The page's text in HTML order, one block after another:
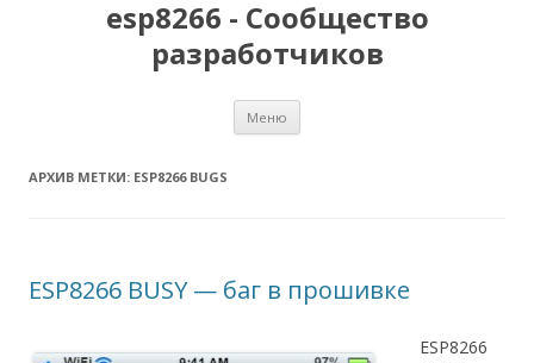
esp8266 - Сообщество
разработчиков
Меню
АРХИВ МЕТКИ: ESP8266 BUGS
ESP8266 BUSY — баг в прошивке
ESP8266